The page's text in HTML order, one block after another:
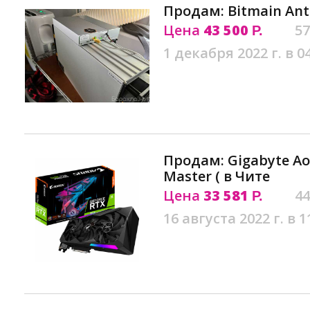
Продам: Bitmain
Цена 43 500 Р.
1 декабря 2022 г. в
Продам: Gigabyte
Master ( в Чите
Цена 33 581 Р.
16 августа 2022 г. в